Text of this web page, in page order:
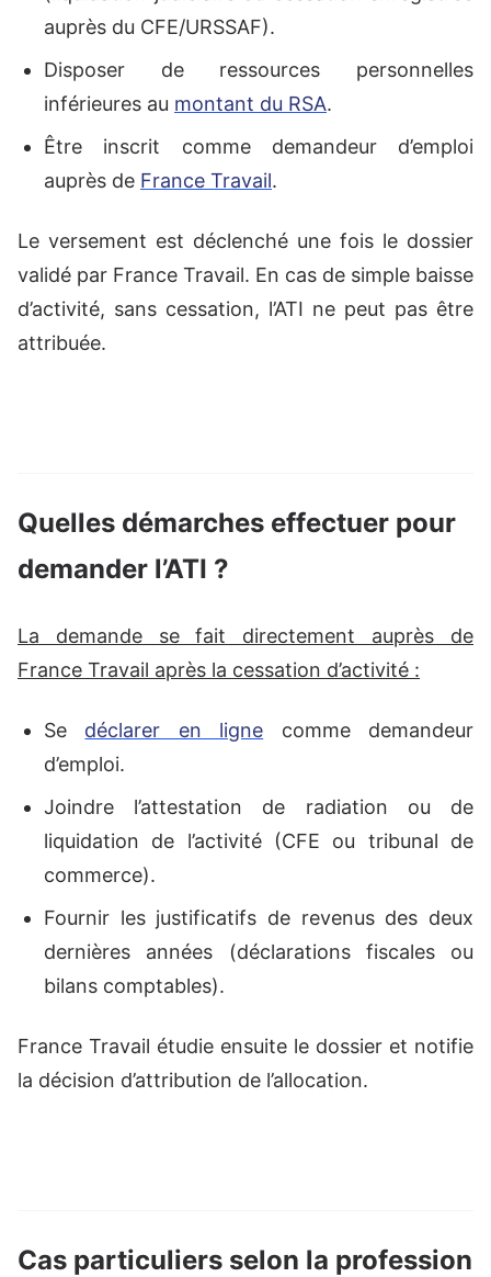
auprès du CFE/URSSAF).
Disposer de ressources personnelles
inférieures au montant du RSA.
Être inscrit comme demandeur d’emploi
auprès de France Travail.
Le versement est déclenché une fois le dossier
validé par France Travail. En cas de simple baisse
d’activité, sans cessation, l’ATI ne peut pas être
attribuée.
Quelles démarches effectuer pour
demander l’ATI ?
La demande se fait directement auprès de
France Travail après la cessation d’activité :
Se déclarer en ligne comme demandeur
d’emploi.
Joindre l’attestation de radiation ou de
liquidation de l’activité (CFE ou tribunal de
commerce).
Fournir les justificatifs de revenus des deux
dernières années (déclarations fiscales ou
bilans comptables).
France Travail étudie ensuite le dossier et notifie
la décision d’attribution de l’allocation.
Cas particuliers selon la profession